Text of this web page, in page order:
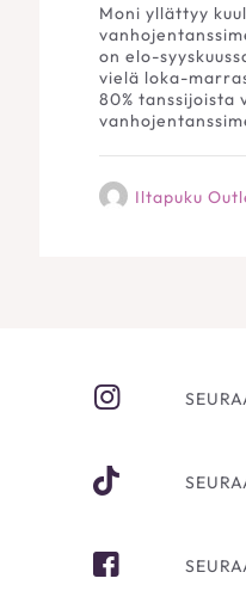
Moni yllättyy
on elo-
vielä loka-
80% tanssijoista
Iltapuku